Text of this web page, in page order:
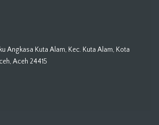
Angkasa Kuta Alam, Kec. Kuta Alam, Kota
Aceh 24415